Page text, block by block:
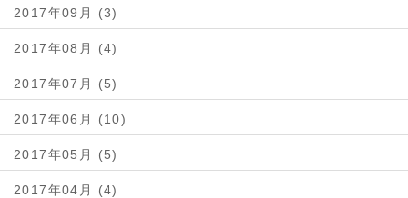
2017年09月 (3)
2017年08月 (4)
2017年07月 (5)
2017年06月 (10)
2017年05月 (5)
2017年04月 (4)